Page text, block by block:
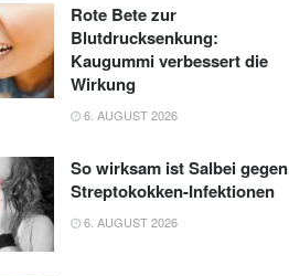
Rote Bete zur
Blutdrucksenkung:
Kaugummi verbessert die
Wirkung
6. AUGUST 2026
So wirksam ist Salbei gegen
Streptokokken-Infektionen
6. AUGUST 2026